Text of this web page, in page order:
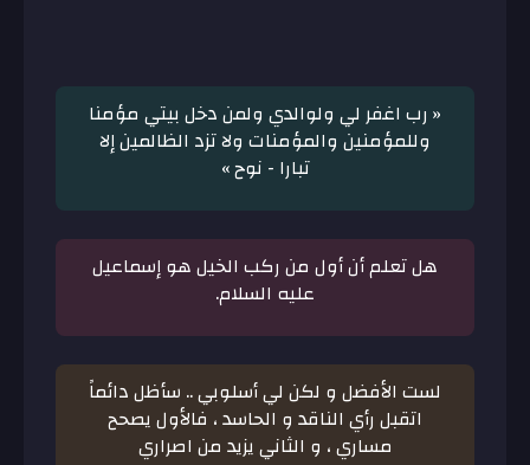
« رب اغفر لي ولوالدي ولمن دخل بيتي مؤمنا
وللمؤمنين والمؤمنات ولا تزد الظالمين إلا
تبارا - نوح »
هل تعلم أن أول من ركب الخيل هو إسماعيل
عليه السلام.
لست الأفضل و لكن لي أسلوبي .. سأظل دائماً
اتقبل رأي الناقد و الحاسد ، فالأول يصحح
مساري ، و الثاني يزيد من اصراري